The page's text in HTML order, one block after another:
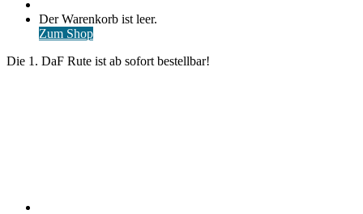
Warenkorb
ansehen
Der Warenkorb ist leer.
Zum Shop
Die 1. DaF Rute ist ab sofort bestellbar!